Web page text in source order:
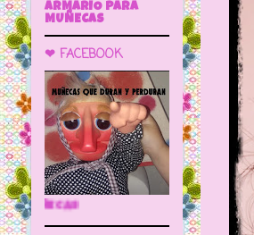
ARMARIO PARA
MUÑECAS
❤ FACEBOOK
🌼 LA CUEVA DE LAS MUÑECAS